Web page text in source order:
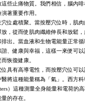
些止痛物質。我們相信，腦內
著重要作用。
位處積聚。當按壓穴位時，肌
，從而使肌肉纖維伸長和放鬆，
出。當血液和生物電能量正常
、健康與幸福，這樣一來便可
恢復健康。
具有高導電性，而按壓穴位可
醫將這種能量稱為「氣」。西方
）這種測量全身能量和電荷的
的存在。